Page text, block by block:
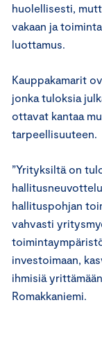
huolellisesti,
vakaan ja
luottamus.
Kauppakamarit
jonka tuloksia
ottavat kantaa
tarpeellisuuteen.
”Yrityksiltä on
hallituspohjan
vahvasti
investoimaan,
ihmisiä
Romakkaniemi.